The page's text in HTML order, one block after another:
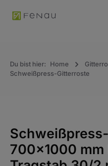
springen
Du bist hier: Home
Schweißpress-Gitterroste
700x1000